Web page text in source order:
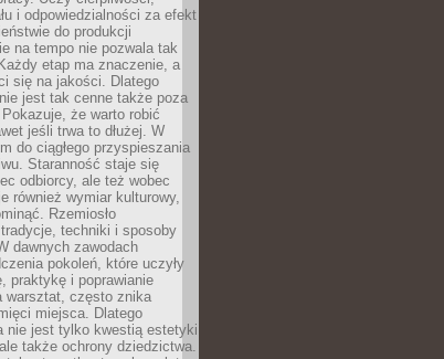
i odpowiedzialności za efekt
do produkcji
na tempo nie pozwala tak
etap ma znaczenie, a
się na jakości. Dlatego
jest tak cenne także poza
że warto robić
jeśli trwa to dłużej. W
do ciągłego przyspieszania
Staranność staje się
odbiorcy, ale też wobec
również wymiar kulturowy,
Rzemiosło
techniki i sposoby
dawnych zawodach
pokoleń, które uczyły
praktykę i poprawianie
warsztat, często znika
miejsca. Dlatego
nie jest tylko kwestią estetyki
także ochrony dziedzictwa.